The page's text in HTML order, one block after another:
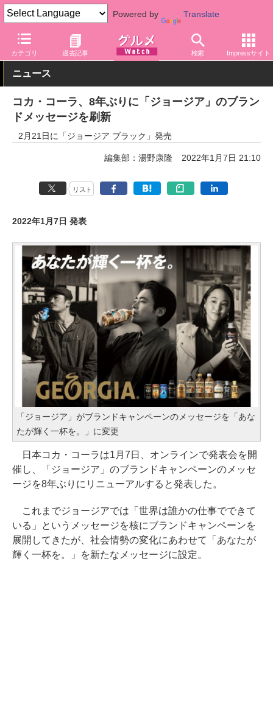
Powered by Translate
カテゴリ 過去記事 検索 Impressサイト
グルメ Watch メーカー 飲料・アルコール コカ・コーラ
ニュース
コカ・コーラ、8年ぶりに「ジョージア」のブラン
ドメッセージを刷新
2月21日に「ジョージア ブラック」発売
編集部：湯野康隆 2022年1月7日 21:10
リスト
2022年1月7日 発表
「ジョージア」がブランドキャンペーンのメッセージを「あな
たが輝く一杯を。」に変更
日本コカ・コーラは1月7日、オンラインで発表会を開
催し、「ジョージア」のブランドキャンペーンのメッセ
ージを8年ぶりにリニューアルすると発表した。
これまでジョージアでは「世界は誰かの仕事でできて
いる」というメッセージを核にブランドキャンペーンを
展開してきたが、社会情勢の変化にあわせて「あなたが
輝く一杯を。」を新たなメッセージに設定。